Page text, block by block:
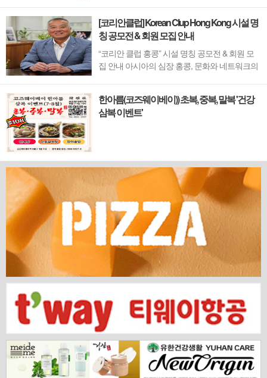
[코리안클럽] Korean Clup Hong Kong 시설 명
칭 공모전 & 회원 모집 안내
“코리안 클럽 홍콩” 시설 명칭 공모전 & 회원 모
집 안내 아시아의 심장 홍콩, 문화와 네트워크의
홍콩. 이 역동적인 글로벌 허브의 중심에서 한국
의 깊이 있는 문화유산과 세계적 감각을 잇는 새
한아름(코즈웨이베이)) 초복, 중복, 말복 '건강
삼복 이벤트'